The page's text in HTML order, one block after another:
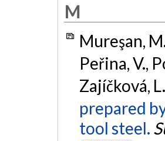
M
Mureşan,
Peřina, V.,
Zajíčková,
prepared
tool steel.